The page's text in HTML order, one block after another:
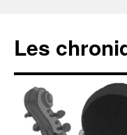
Les